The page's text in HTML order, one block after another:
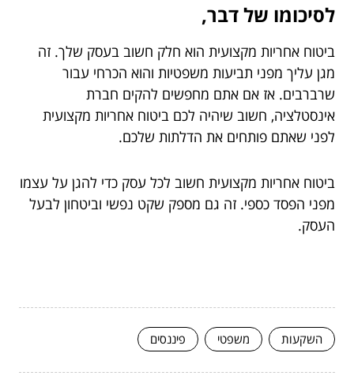
לסיכומו של דבר,
ביטוח אחריות מקצועית הוא חלק חשוב בעסק שלך. זה
מגן עליך מפני תביעות משפטיות והוא הכרחי עבור
שרברבים. אז אם אתם מחפשים להקים חברת
אינסטלציה, חשוב שיהיה לכם ביטוח אחריות מקצועית
לפני שאתם פותחים את הדלתות שלכם.
ביטוח אחריות מקצועית חשוב לכל עסק כדי להגן על עצמו
מפני הפסד כספי. זה גם מספק שקט נפשי וביטחון לבעל
העסק.
השקעות משפטי פיננסים